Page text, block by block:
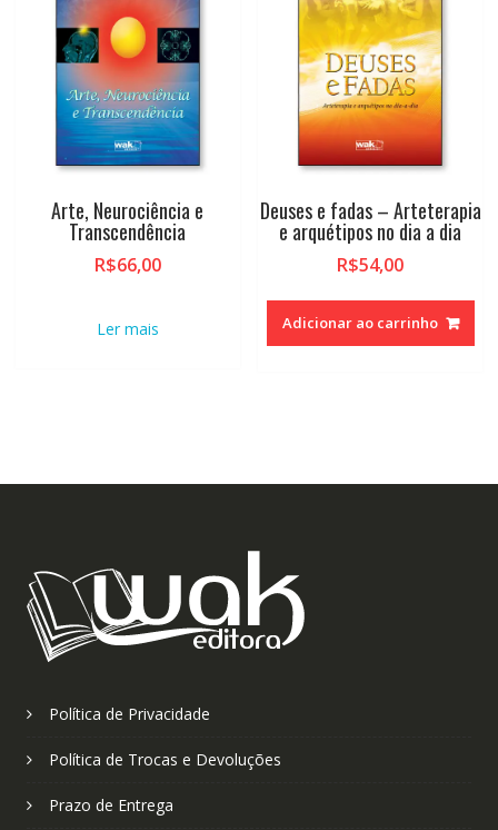
Arte, Neurociência e
Transcendência
R$66,00
Ler mais
Deuses e fadas – Arteterapia
e arquétipos no dia a dia
R$54,00
Adicionar ao carrinho
Política de Privacidade
Política de Trocas e Devoluções
Prazo de Entrega